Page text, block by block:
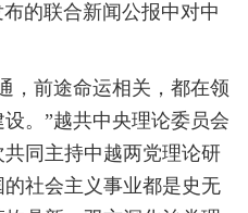
的联合新闻公报中对中
前途命运相关，都在领
。”越共中央理论委员会
同主持中越两党理论研
社会主义事业都是史无